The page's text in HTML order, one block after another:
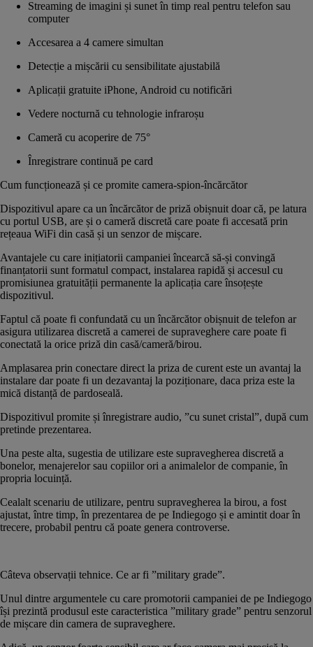
Streaming de imagini și sunet în timp real pentru telefon sau
computer
Accesarea a 4 camere simultan
Detecție a mișcării cu sensibilitate ajustabilă
Aplicații gratuite iPhone, Android cu notificări
Vedere nocturnă cu tehnologie infraroșu
Cameră cu acoperire de 75°
Înregistrare continuă pe card
Cum funcționează și ce promite camera-spion-încărcător
Dispozitivul apare ca un încărcător de priză obișnuit doar că, pe latura
cu portul USB, are și o cameră discretă care poate fi accesată prin
rețeaua WiFi din casă și un senzor de mișcare.
Avantajele cu care inițiatorii campaniei încearcă să-și convingă
finanțatorii sunt formatul compact, instalarea rapidă și accesul cu
promisiunea gratuității permanente la aplicația care însoțește
dispozitivul.
Faptul că poate fi confundată cu un încărcător obișnuit de telefon ar
asigura utilizarea discretă a camerei de supraveghere care poate fi
conectată la orice priză din casă/cameră/birou.
Amplasarea prin conectare direct la priza de curent este un avantaj la
instalare dar poate fi un dezavantaj la poziționare, daca priza este la
mică distanță de pardoseală.
Dispozitivul promite și înregistrare audio, ”cu sunet cristal”, după cum
pretinde prezentarea.
Una peste alta, sugestia de utilizare este supravegherea discretă a
bonelor, menajerelor sau copiilor ori a animalelor de companie, în
propria locuință.
Cealalt scenariu de utilizare, pentru supravegherea la birou, a fost
ajustat, între timp, în prezentarea de pe Indiegogo și e amintit doar în
trecere, probabil pentru că poate genera controverse.
Câteva observații tehnice. Ce ar fi ”military grade”.
Unul dintre argumentele cu care promotorii campaniei de pe Indiegogo
își prezintă produsul este caracteristica ”military grade” pentru senzorul
de mișcare din camera de supraveghere.